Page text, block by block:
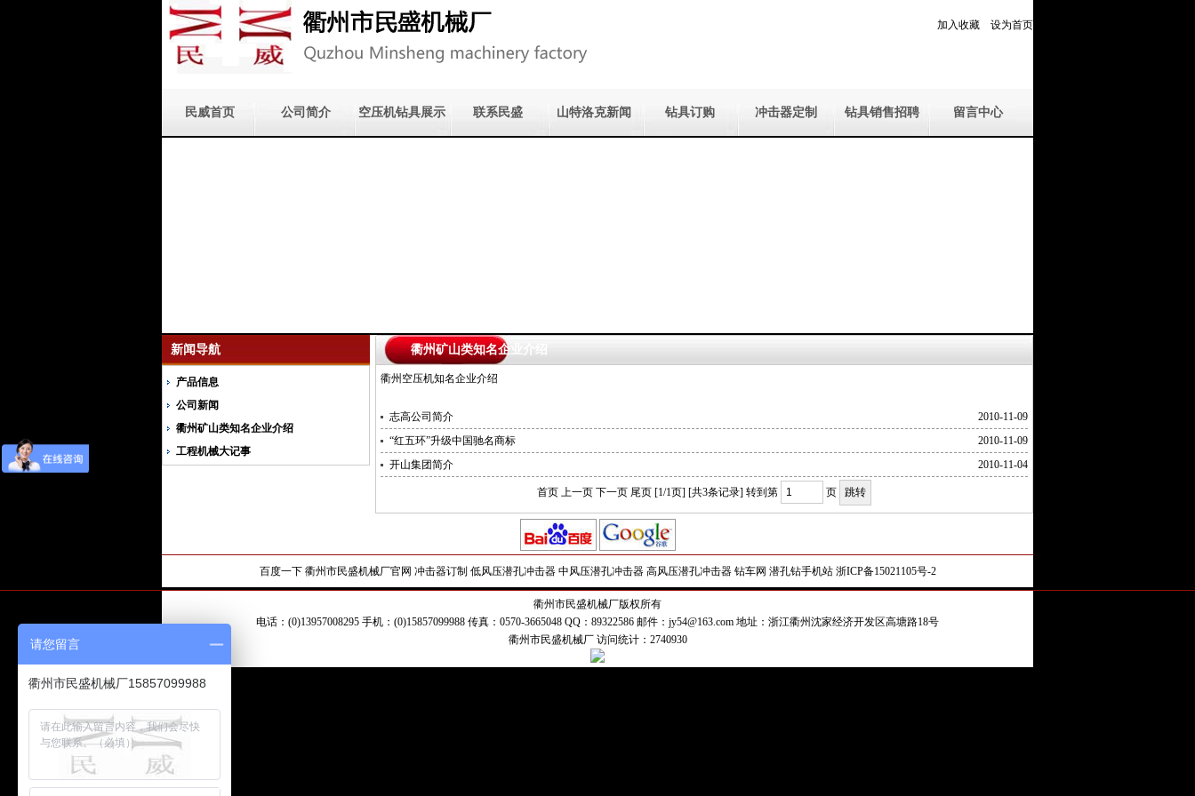
加入收藏 设为首页
民威首页 公司简介 空压机钻具展示 联系民盛 山特洛克新闻 钻具订购 冲击器定制 钻具销售招聘 留言中心
新闻导航
产品信息
公司新闻
衢州矿山类知名企业介绍
工程机械大记事
衢州矿山类知名企业介绍
衢州空压机知名企业介绍
2010-11-09
志高公司简介
2010-11-09
“红五环”升级中国驰名商标
2010-11-04
开山集团简介
首页 上一页 下一页 尾页 [1/1页] [共3条记录] 转到第 页
百度一下 衢州市民盛机械厂官网 冲击器订制 低风压潜孔冲击器 中风压潜孔冲击器 高风压潜孔冲击器 钻车网 潜孔钻手机站 浙ICP备15021105号-2
衢州市民盛机械厂版权所有
电话：(0)13957008295 手机：(0)15857099988 传真：0570-3665048 QQ：89322586 邮件：jy54@163.com 地址：浙江衢州沈家经济开发区高塘路18号
衢州市民盛机械厂 访问统计：2740930
请您留言
衢州市民盛机械厂15857099988